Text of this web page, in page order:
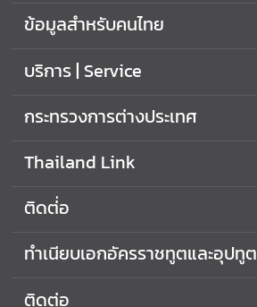
ท
ง
า
ติ
ต่
ข้อมูลสำหรับคนไทย
บริการ | Service
กระทรวงการต่างประเทศ
Thailand Link
ติดต่่อ
ทำเนียบเอกอัครราชทูตและอุปทูต
ติดต่อ